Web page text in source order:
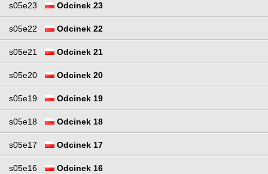
s05e23 Odcinek 23
s05e22 Odcinek 22
s05e21 Odcinek 21
s05e20 Odcinek 20
s05e19 Odcinek 19
s05e18 Odcinek 18
s05e17 Odcinek 17
s05e16 Odcinek 16